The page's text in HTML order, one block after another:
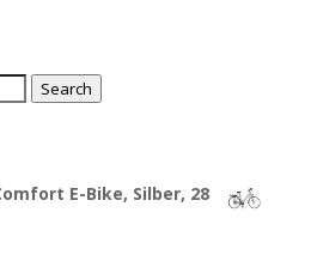
Search
E-Bike, Silber, 28